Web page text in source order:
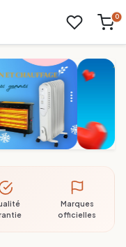
0
Marques
officielles